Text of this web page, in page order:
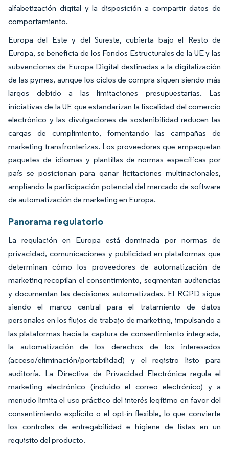
alfabetización digital y la disposición a compartir datos de
comportamiento.
Europa del Este y del Sureste, cubierta bajo el Resto de
Europa, se beneficia de los Fondos Estructurales de la UE y las
subvenciones de Europa Digital destinadas a la digitalización
de las pymes, aunque los ciclos de compra siguen siendo más
largos debido a las limitaciones presupuestarias. Las
iniciativas de la UE que estandarizan la fiscalidad del comercio
electrónico y las divulgaciones de sostenibilidad reducen las
cargas de cumplimiento, fomentando las campañas de
marketing transfronterizas. Los proveedores que empaquetan
paquetes de idiomas y plantillas de normas específicas por
país se posicionan para ganar licitaciones multinacionales,
ampliando la participación potencial del mercado de software
de automatización de marketing en Europa.
Panorama regulatorio
La regulación en Europa está dominada por normas de
privacidad, comunicaciones y publicidad en plataformas que
determinan cómo los proveedores de automatización de
marketing recopilan el consentimiento, segmentan audiencias
y documentan las decisiones automatizadas. El RGPD sigue
siendo el marco central para el tratamiento de datos
personales en los flujos de trabajo de marketing, impulsando a
las plataformas hacia la captura de consentimiento integrada,
la automatización de los derechos de los interesados
(acceso/eliminación/portabilidad) y el registro listo para
auditoría. La Directiva de Privacidad Electrónica regula el
marketing electrónico (incluido el correo electrónico) y a
menudo limita el uso práctico del interés legítimo en favor del
consentimiento explícito o el opt-in flexible, lo que convierte
los controles de entregabilidad e higiene de listas en un
requisito del producto.